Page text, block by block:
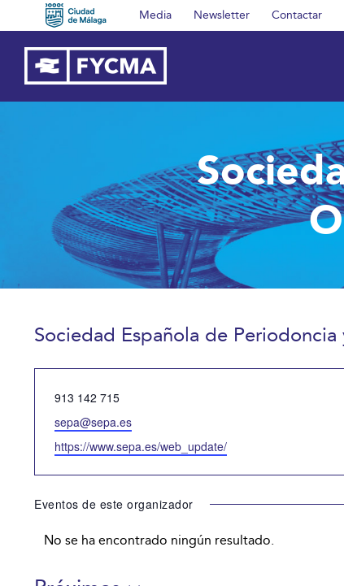
al
contenido
Media Newsletter Contactar
Sociedad Española de
Teléfono
913 142 715
Email
sepa@sepa.es
Website
https://www.sepa.es/web_update/
Eventos de este organizador
Aviso
No se ha encontrado ningún resultado.